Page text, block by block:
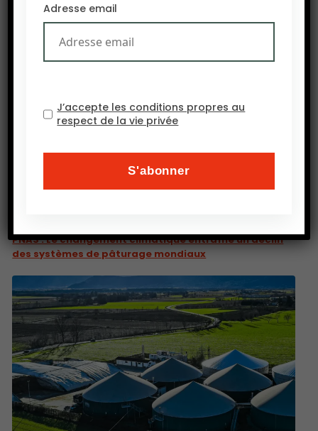
PNAS : Le changement climatique entraîne un déclin
des systèmes de pâturage mondiaux
Adresse email
J’accepte les conditions propres au
respect de la vie privée